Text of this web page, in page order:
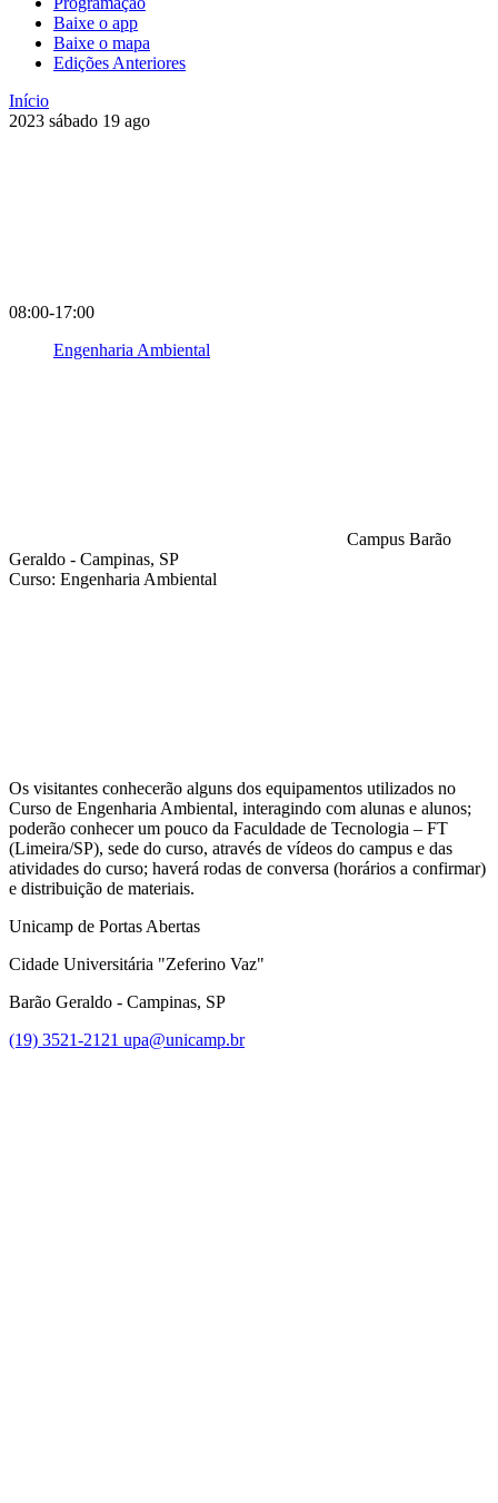
Baixe o app
Baixe o mapa
Edições Anteriores
Início
2023 sábado 19 ago
08:00-17:00
Engenharia Ambiental
Campus Barão
Geraldo - Campinas, SP
Curso: Engenharia Ambiental
Os visitantes conhecerão alguns dos equipamentos utilizados no
Curso de Engenharia Ambiental, interagindo com alunas e alunos;
poderão conhecer um pouco da Faculdade de Tecnologia – FT
(Limeira/SP), sede do curso, através de vídeos do campus e das
atividades do curso; haverá rodas de conversa (horários a confirmar)
e distribuição de materiais.
Unicamp de Portas Abertas
Cidade Universitária "Zeferino Vaz"
Barão Geraldo - Campinas, SP
(19) 3521-2121 upa@unicamp.br